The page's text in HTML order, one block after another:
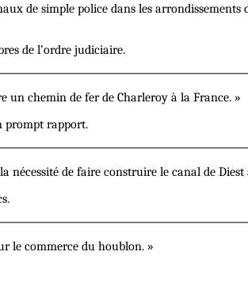
de simple police dans les
de l’ordre judiciaire.
un chemin de fer de Charleroy à la France. »
prompt rapport.
nécessité de faire construire le canal de
le commerce du houblon. »